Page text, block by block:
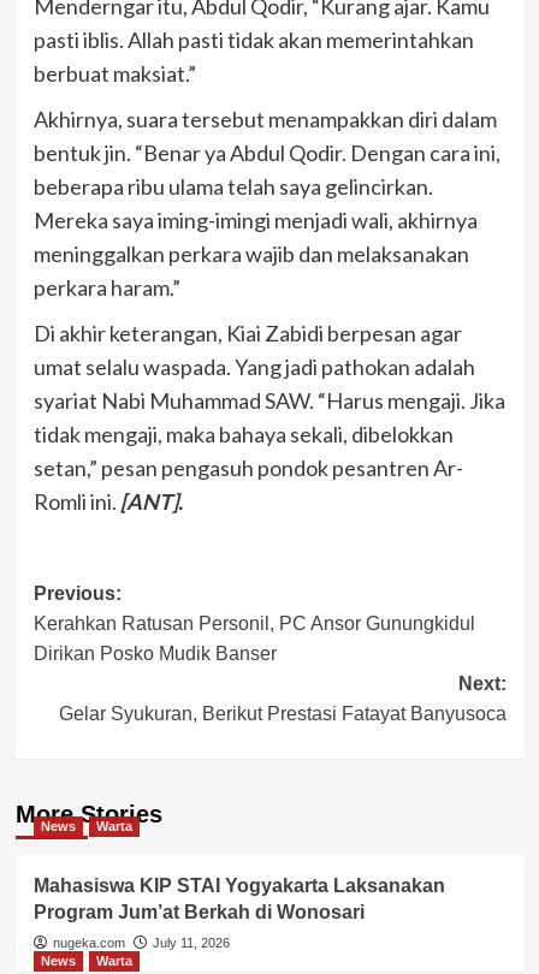
Menderngar itu, Abdul Qodir, “Kurang ajar. Kamu
pasti iblis. Allah pasti tidak akan memerintahkan
berbuat maksiat.”
Akhirnya, suara tersebut menampakkan diri dalam
bentuk jin. “Benar ya Abdul Qodir. Dengan cara ini,
beberapa ribu ulama telah saya gelincirkan.
Mereka saya iming-imingi menjadi wali, akhirnya
meninggalkan perkara wajib dan melaksanakan
perkara haram.”
Di akhir keterangan, Kiai Zabidi berpesan agar
umat selalu waspada. Yang jadi pathokan adalah
syariat Nabi Muhammad SAW. “Harus mengaji. Jika
tidak mengaji, maka bahaya sekali, dibelokkan
setan,” pesan pengasuh pondok pesantren Ar-
Romli ini. [ANT].
Post
navigation
Previous:
Kerahkan Ratusan Personil, PC Ansor Gunungkidul
Dirikan Posko Mudik Banser
Next:
Gelar Syukuran, Berikut Prestasi Fatayat Banyusoca
More Stories
News Warta
Mahasiswa KIP STAI Yogyakarta Laksanakan
Program Jum’at Berkah di Wonosari
nugeka.com
July 11, 2026
News
Warta